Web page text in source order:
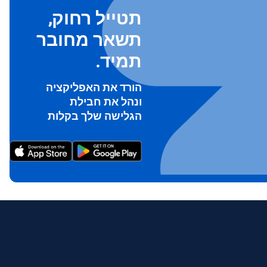
To
in
תטייל רחוק,
תשאר מחובר
תמיד.
הורד את האפליקציה
ונהל את חבילת
הגלישה שלך בקלות